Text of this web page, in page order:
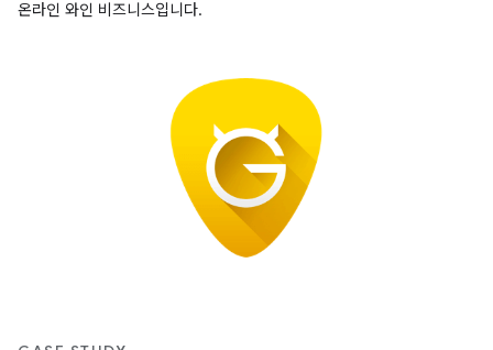
온라인 와인 비즈니스입니다.